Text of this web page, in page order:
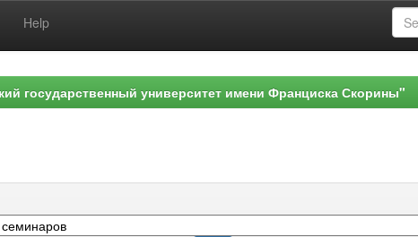
Help
государственный университет имени Франциска Скорины"